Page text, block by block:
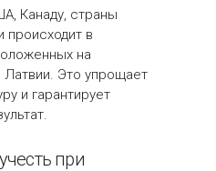
Канаду, страны
происходит в
на
Латвии. Это упрощает
и гарантирует
при